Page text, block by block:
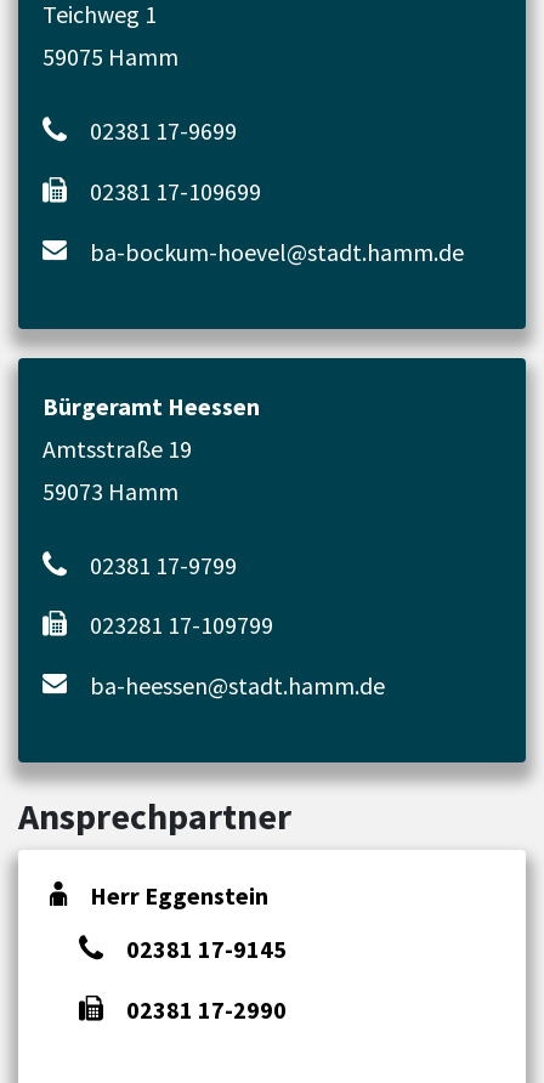
Teichweg 1
59075 Hamm
02381 17-9699
02381 17-109699
ba-bockum-hoevel@stadt.hamm.de
Bürgeramt Heessen
Amtsstraße 19
59073 Hamm
02381 17-9799
023281 17-109799
ba-heessen@stadt.hamm.de
Ansprechpartner
Herr Eggenstein
02381 17-9145
02381 17-2990